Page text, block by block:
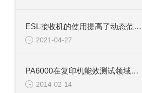
ESL接收机的使用提高了动态范围和测试精度
2021-04-27
PA6000在复印机能效测试领域的应用
2014-02-14